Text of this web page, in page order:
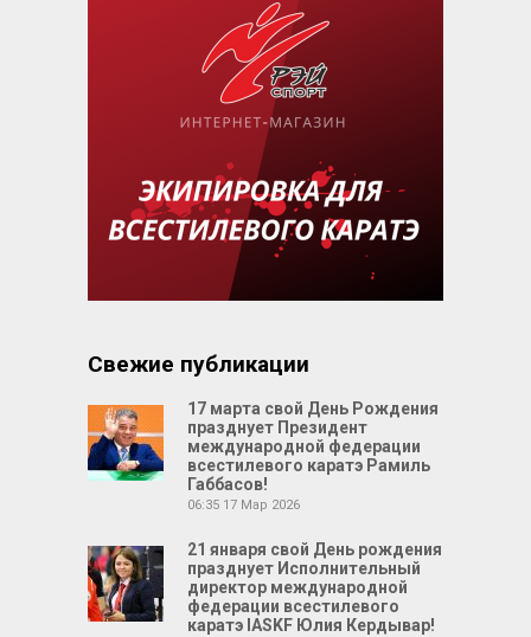
Свежие публикации
17 марта свой День Рождения
празднует Президент
международной федерации
всестилевого каратэ Рамиль
Габбасов!
06:35 17 Мар 2026
21 января свой День рождения
празднует Исполнительный
директор международной
федерации всестилевого
каратэ IASKF Юлия Кердывар!